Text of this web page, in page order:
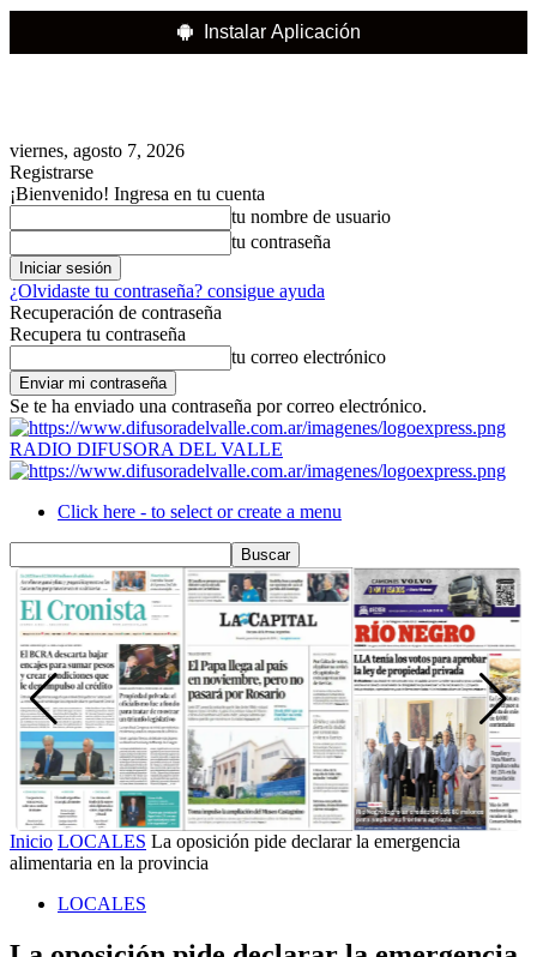
Instalar Aplicación
viernes, agosto 7, 2026
Registrarse
¡Bienvenido! Ingresa en tu cuenta
tu nombre de usuario
tu contraseña
¿Olvidaste tu contraseña? consigue ayuda
Recuperación de contraseña
Recupera tu contraseña
tu correo electrónico
Se te ha enviado una contraseña por correo electrónico.
RADIO DIFUSORA DEL VALLE
Click here - to select or create a menu
Inicio LOCALES La oposición pide declarar la emergencia
alimentaria en la provincia
LOCALES